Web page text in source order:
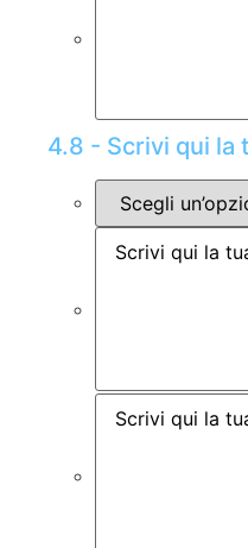
4.8 - Scrivi qui la